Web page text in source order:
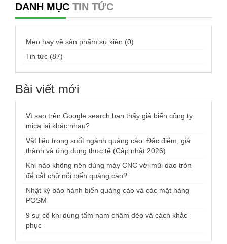
DANH MỤC TIN TỨC
Mẹo hay về sản phẩm sự kiện (0)
Tin tức (87)
Bài viết mới
Vì sao trên Google search bạn thấy giá biển công ty
mica lại khác nhau?
Vật liệu trong suốt ngành quảng cáo: Đặc điểm, giá
thành và ứng dụng thực tế (Cập nhật 2026)
Khi nào không nên dùng máy CNC với mũi dao tròn
để cắt chữ nổi biển quảng cáo?
Nhật ký bảo hành biển quảng cáo và các mặt hàng
POSM
9 sự cố khi dùng tấm nam châm dẻo và cách khắc
phục